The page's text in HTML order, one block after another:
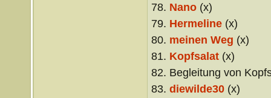
78. Nano(x)
79. Hermeline(x)
80. meinen Weg (x)
81. Kopfsalat(x)
82. Begleitung von
83. diewilde30(x)